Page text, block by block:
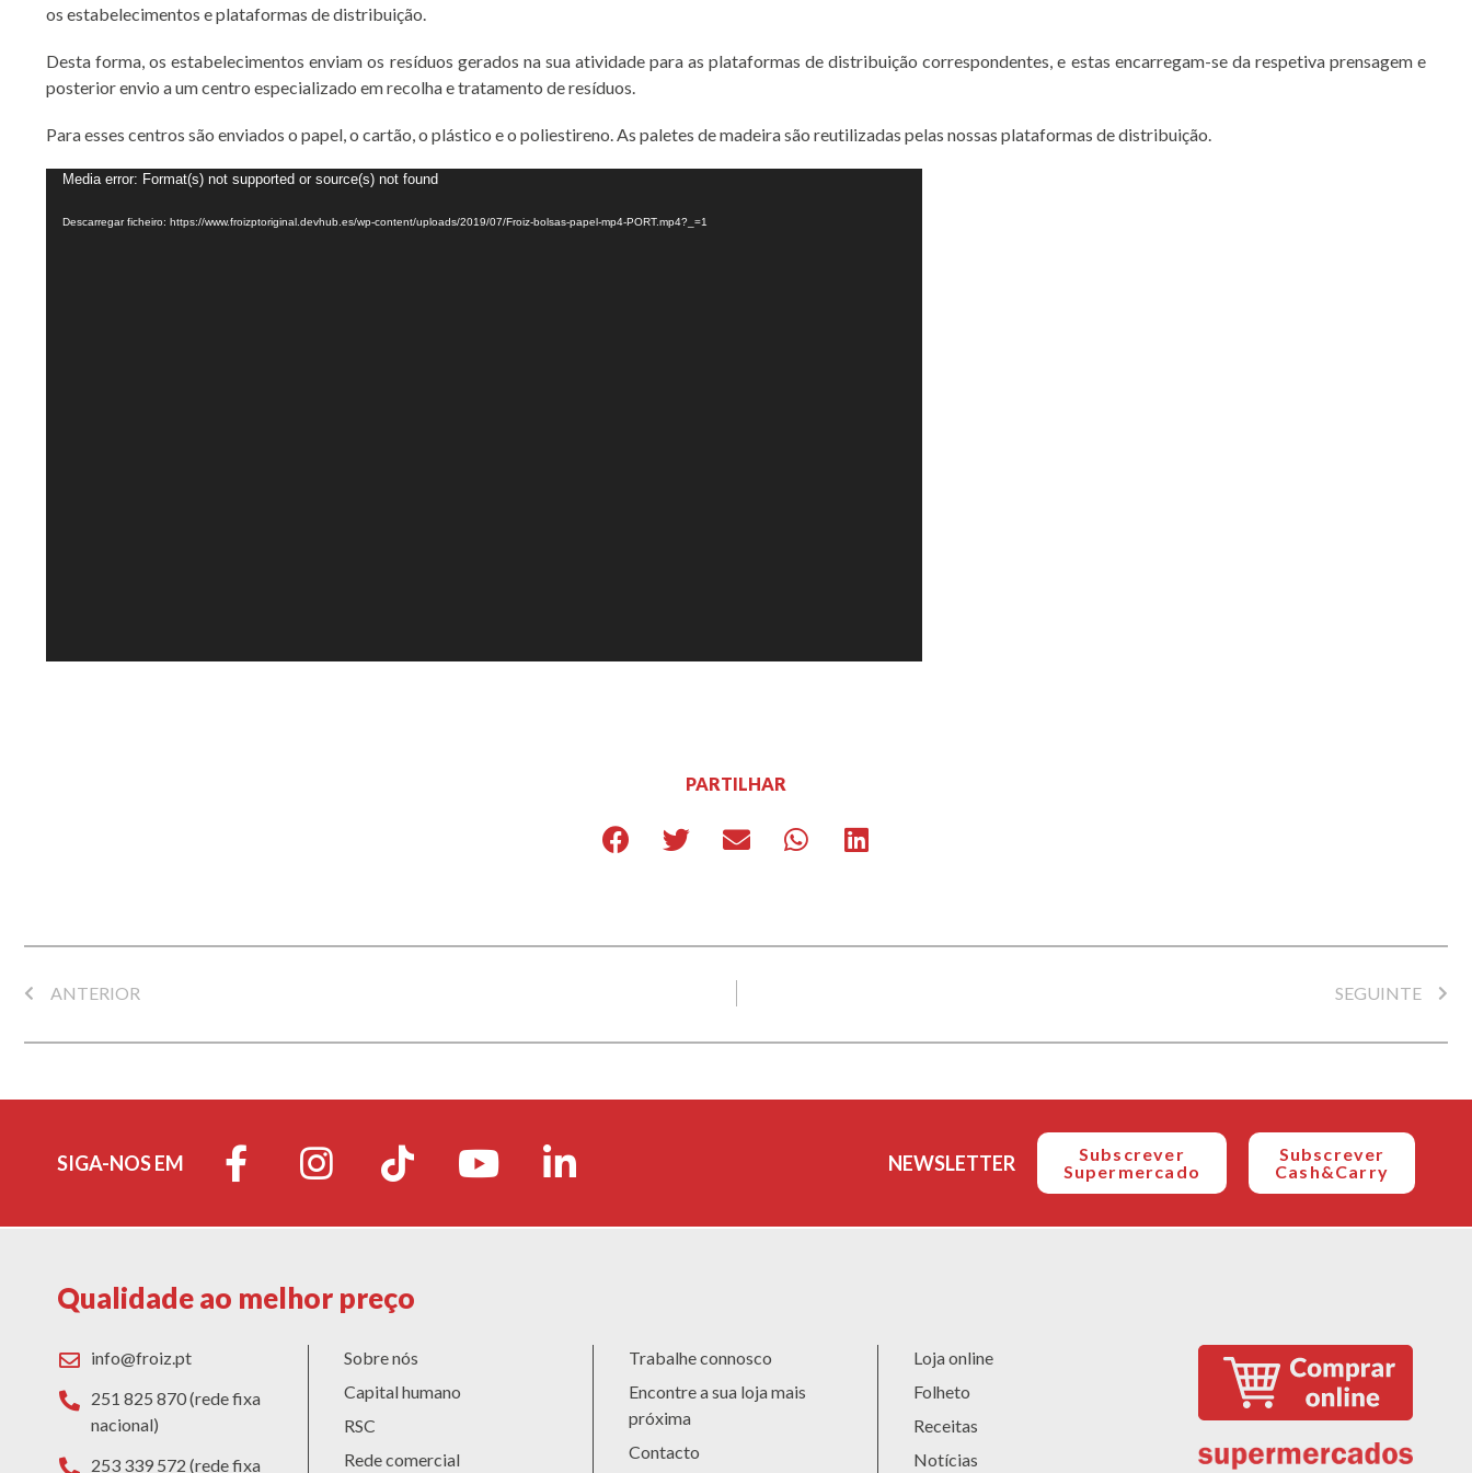
os estabelecimentos e plataformas de distribuição.
Desta forma, os estabelecimentos enviam os resíduos gerados na sua atividade para as plataformas de distribuição correspondentes, e estas encarregam-se da respetiva prensagem e
posterior envio a um centro especializado em recolha e tratamento de resíduos.
Para esses centros são enviados o papel, o cartão, o plástico e o poliestireno. As paletes de madeira são reutilizadas pelas nossas plataformas de distribuição.
Reprodutor
Media error: Format(s) not supported or source(s) not found
Descarregar ficheiro: https://www.froizptoriginal.devhub.es/wp-content/uploads/2019/07/Froiz-bolsas-papel-mp4-PORT.mp4?_=1
PARTILHAR
ANTERIOR SEGUINTE
SIGA-NOS EM NEWSLETTER
Subscrever
Supermercado
Subscrever
Cash&Carry
Qualidade ao melhor preço
info@froiz.pt
251 825 870 (rede fixa
nacional)
253 339 572 (rede fixa
Sobre nós
Capital humano
RSC
Rede comercial
Trabalhe connosco
Encontre a sua loja mais
próxima
Contacto
Loja online
Folheto
Receitas
Notícias